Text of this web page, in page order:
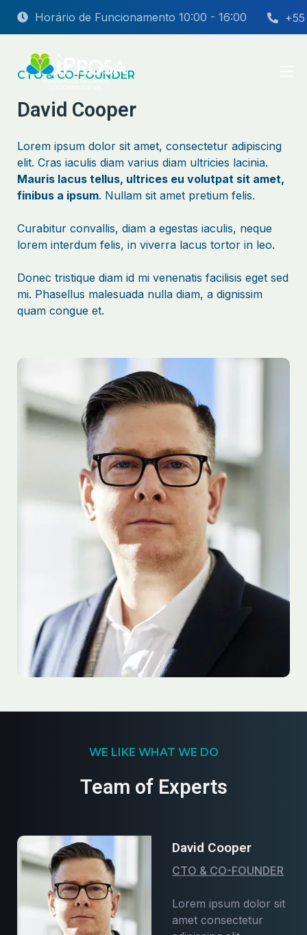
Horário de Funcionamento 10:00 - 16:00
CTO & CO-FOUNDER
David Cooper
Lorem ipsum dolor sit amet, consectetur adipiscing
elit. Cras iaculis diam varius diam ultricies lacinia.
Mauris lacus tellus, ultrices eu volutpat sit amet,
finibus a ipsum. Nullam sit amet pretium felis.
Curabitur convallis, diam a egestas iaculis, neque
lorem interdum felis, in viverra lacus tortor in leo.
Donec tristique diam id mi venenatis facilisis eget sed
mi. Phasellus malesuada nulla diam, a dignissim
quam congue et.
WE LIKE WHAT WE DO
Team of Experts
David Cooper
CTO & CO-FOUNDER
Lorem ipsum dolor sit
amet consectetur